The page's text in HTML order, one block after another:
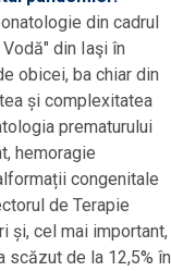
din cadrul
din Iaşi în
obicei, ba chiar din
și complexitatea
prematurului
hemoragie
congenitale
de Terapie
și, cel mai important,
scăzut de la 12,5% în